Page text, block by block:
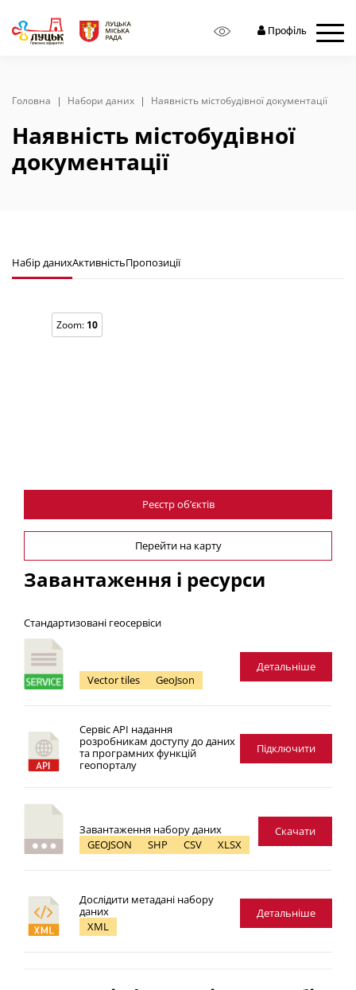
Профіль
Головна Набори даних Наявність містобудівної документації
Наявність містобудівної
документації
Набір данихАктивністьПропозиції
Завантаження і ресурси
Cтандартизовані геосервіси
Vector tiles GeoJson
Детальніше
Сервіс API надання
розробникам доступу до даних
та програмних функцій
геопорталу
Підключити
Завантаження набору даних
GEOJSON
SHP CSV XLSX
Скачати
Дослідити метадані набору
даних
XML
Детальніше
Zoom: 10
Реєстр об’єктів
Перейти на карту